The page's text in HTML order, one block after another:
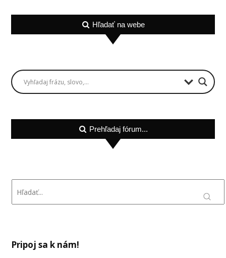
Hľadať na webe
Prehľadaj fórum...
Pripoj sa k nám!